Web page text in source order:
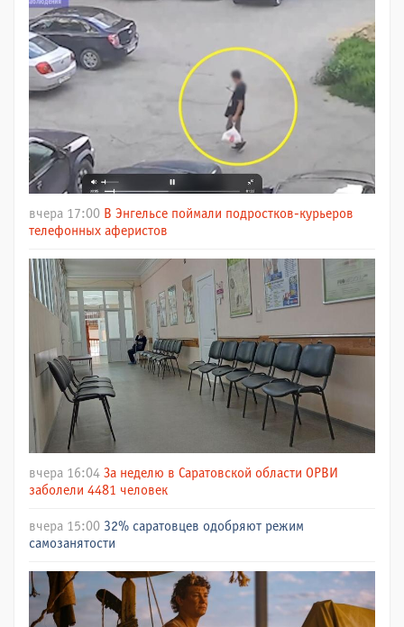
вчера 17:00 В Энгельсе поймали подростков-курьеров
телефонных аферистов
вчера 16:04 За неделю в Саратовской области ОРВИ
заболели 4481 человек
вчера 15:00 32% саратовцев одобряют режим
самозанятости